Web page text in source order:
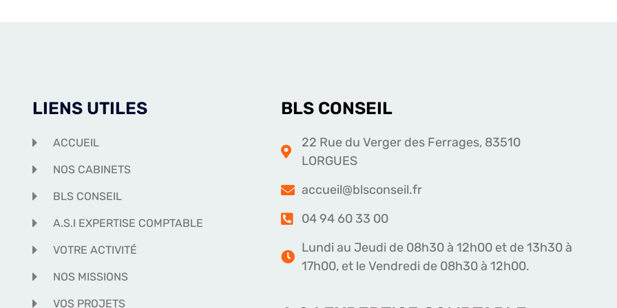
LIENS UTILES
ACCUEIL
NOS CABINETS
BLS CONSEIL
A.S.I EXPERTISE COMPTABLE
VOTRE ACTIVITÉ
NOS MISSIONS
VOS PROJETS
BLS CONSEIL
22 Rue du Verger des Ferrages, 83510
LORGUES
accueil@blsconseil.fr
04 94 60 33 00
Lundi au Jeudi de 08h30 à 12h00 et de 13h30 à
17h00, et le Vendredi de 08h30 à 12h00.